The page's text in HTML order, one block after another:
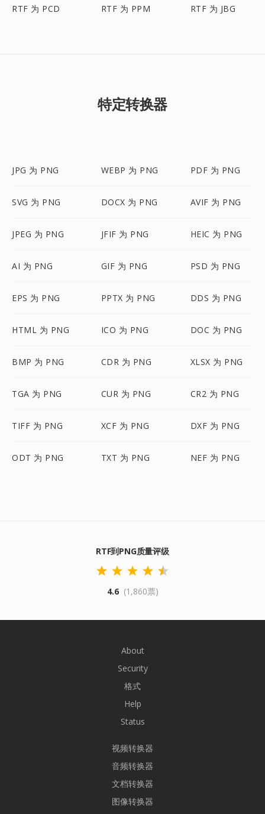
RTF 为 PCD RTF 为 PPM RTF 为 JBG
特定转换器
JPG 为 PNG WEBP 为 PNG PDF 为 PNG
SVG 为 PNG DOCX 为 PNG AVIF 为 PNG
JPEG 为 PNG JFIF 为 PNG HEIC 为 PNG
AI 为 PNG GIF 为 PNG PSD 为 PNG
EPS 为 PNG PPTX 为 PNG DDS 为 PNG
HTML 为 PNG ICO 为 PNG DOC 为 PNG
BMP 为 PNG CDR 为 PNG XLSX 为 PNG
TGA 为 PNG CUR 为 PNG CR2 为 PNG
TIFF 为 PNG XCF 为 PNG DXF 为 PNG
ODT 为 PNG TXT 为 PNG NEF 为 PNG
RTF到PNG质量评级
4.6 (1,860票)
About
Security
格式
Help
Status
视频转换器
音频转换器
文档转换器
图像转换器